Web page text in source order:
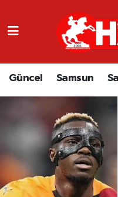
Güncel Samsun
GÜNCEL
SAMSUN
EKONOMİ
YAŞAM